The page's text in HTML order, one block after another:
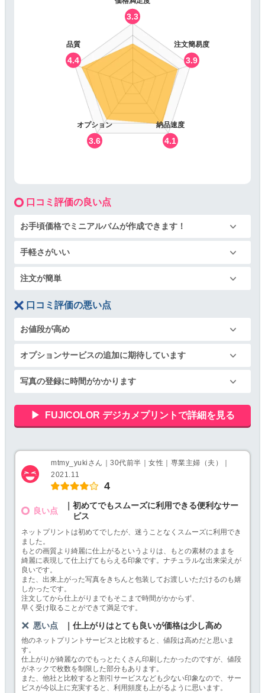
3.3
注文簡易度
3.9
納品速度
4.1
オプション
3.6
品質
4.4
口コミ評価の良い点
お手頃価格でミニアルバムが作成できます！
手軽さがいい
注文が簡単
口コミ評価の悪い点
お値段が高め
オプションサービスの追加に期待しています
写真の登録に時間がかかります
FUJICOLOR デジカメプリントで詳細を見る
mtmy_yukiさん｜30代前半｜女性｜専業主婦（夫）｜
2021.11
4
良い点
｜初めてでもスムーズに利用できる便利なサー
ビス
ネットプリントは初めてでしたが、迷うことなくスムーズに利用でき
ました。
もとの画質より綺麗に仕上がるというよりは、もとの素材のままを
綺麗に表現して仕上げてもらえる印象です。ナチュラルな出来栄えが
良いです。
また、出来上がった写真をきちんと包装してお渡しいただけるのも嬉
しかったです。
注文してから仕上がりまでもそこまで時間がかからず、
早く受け取ることができて満足です。
悪い点 ｜仕上がりはとても良いが価格は少し高め
他のネットプリントサービスと比較すると、値段は高めだと思いま
す。
仕上がりが綺麗なのでもっとたくさん印刷したかったのですが、値段
がネックで枚数を制限した部分もあります。
また、他社と比較すると割引サービスなども少ない印象なので、サー
ビスが今以上に充実すると、利用頻度も上がるように思います。